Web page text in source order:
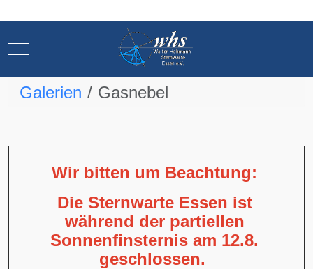
Mobile Menu Toggle
Galerien Gasnebel
Wir bitten um Beachtung:
Die Sternwarte Essen ist
während der partiellen
Sonnenfinsternis am 12.8.
geschlossen.